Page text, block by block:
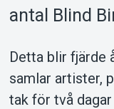
antal Blind
Detta blir fjärde
samlar artister,
tak för två